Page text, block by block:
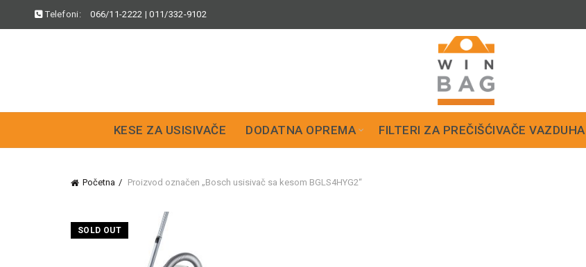
Telefoni: 066/11-2222 |011/332-9102
KESE ZA USISIVAČE DODATNA OPREMA FILTERI ZA PREČIŠĆIVAČE VAZDUHA
Početna Proizvod označen „Bosch usisivač sa kesom BGLS4HYG2“
SOLD OUT